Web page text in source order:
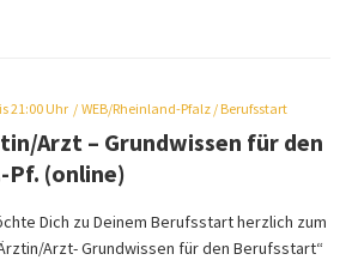
21:00 Uhr WEB/Rheinland-Pfalz / Berufsstart
Arzt – Grundwissen für den
(online)
Dich zu Deinem Berufsstart herzlich zum
Arzt- Grundwissen für den Berufsstart“